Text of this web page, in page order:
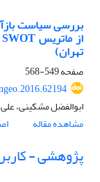
بررسی سیاست
تهران)
صفحه549-568
ابوالفضل مشکینی،
مشاهده مقاله
پژوهشی -